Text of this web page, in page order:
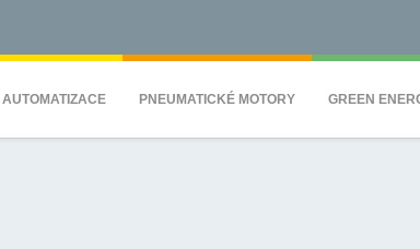
AUTOMATIZACE PNEUMATICKÉ MOTORY GREEN